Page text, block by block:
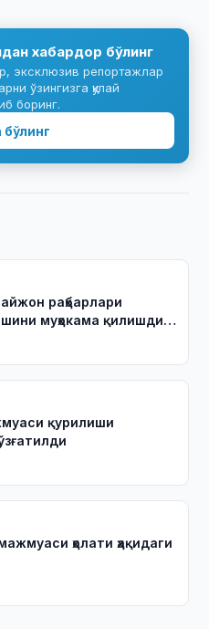
хабардор бўлинг
эксклюзив репортажлар
ўзингизга қулай
боринг.
раҳбарлари
муҳокама қилишди
қилишди
қурилиши
ҳолати ҳақидаги